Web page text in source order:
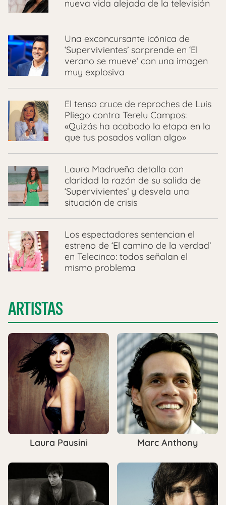
nueva vida alejada de la televisión
Una exconcursante icónica de
‘Supervivientes’ sorprende en ‘El
verano se mueve’ con una imagen
muy explosiva
El tenso cruce de reproches de Luis
Pliego contra Terelu Campos:
«Quizás ha acabado la etapa en la
que tus posados valían algo»
Laura Madrueño detalla con
claridad la razón de su salida de
‘Supervivientes’ y desvela una
situación de crisis
Los espectadores sentencian el
estreno de ‘El camino de la verdad’
en Telecinco: todos señalan el
mismo problema
ARTISTAS
Laura Pausini Marc Anthony